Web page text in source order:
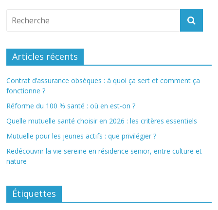
Articles récents
Contrat d’assurance obsèques : à quoi ça sert et comment ça
fonctionne ?
Réforme du 100 % santé : où en est-on ?
Quelle mutuelle santé choisir en 2026 : les critères essentiels
Mutuelle pour les jeunes actifs : que privilégier ?
Redécouvrir la vie sereine en résidence senior, entre culture et
nature
Étiquettes